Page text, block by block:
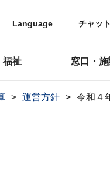
Language チャッ
福祉 窓口・施
運営方針 令和４